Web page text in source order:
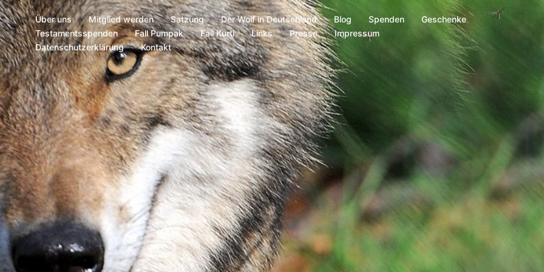
Über uns Mitglied werden Satzung Der Wolf in Deutschland Blog Spenden
Geschenke
Testamentsspenden
Fall Pumpak Fall Kurti Links Presse
Impressum
Datenschutzerklärung
Kontakt